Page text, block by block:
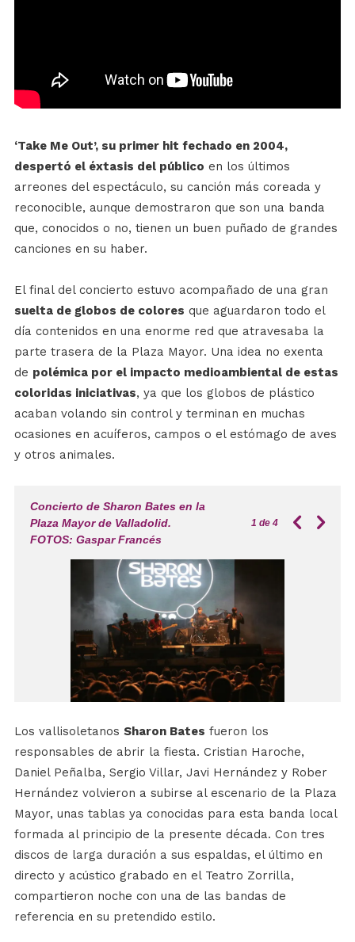
‘Take Me Out’, su primer hit fechado en 2004,
despertó el éxtasis del público en los últimos
arreones del espectáculo, su canción más coreada y
reconocible, aunque demostraron que son una banda
que, conocidos o no, tienen un buen puñado de grandes
canciones en su haber.
El final del concierto estuvo acompañado de una gran
suelta de globos de colores que aguardaron todo el
día contenidos en una enorme red que atravesaba la
parte trasera de la Plaza Mayor. Una idea no exenta
de polémica por el impacto medioambiental de estas
coloridas iniciativas, ya que los globos de plástico
acaban volando sin control y terminan en muchas
ocasiones en acuíferos, campos o el estómago de aves
y otros animales.
Concierto de Sharon Bates en la
Plaza Mayor de Valladolid.
FOTOS: Gaspar Francés
1 de 4
Los vallisoletanos Sharon Bates fueron los
responsables de abrir la fiesta. Cristian Haroche,
Daniel Peñalba, Sergio Villar, Javi Hernández y Rober
Hernández volvieron a subirse al escenario de la Plaza
Mayor, unas tablas ya conocidas para esta banda local
formada al principio de la presente década. Con tres
discos de larga duración a sus espaldas, el último en
directo y acústico grabado en el Teatro Zorrilla,
compartieron noche con una de las bandas de
referencia en su pretendido estilo.